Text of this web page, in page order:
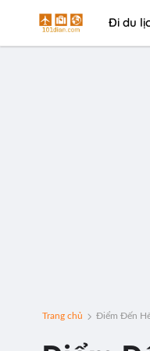
Đi du
Trang chủ Điểm Đến